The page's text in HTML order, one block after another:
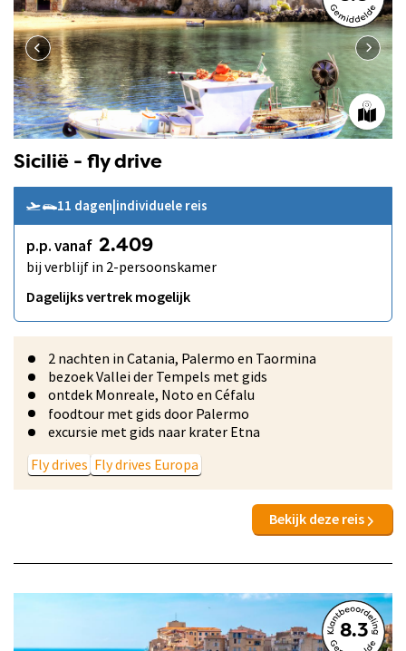
Sicilië - fly drive
11 dagen individuele reis
p.p. vanaf 2.409
bij verblijf in 2-persoonskamer
Dagelijks vertrek mogelijk
2 nachten in Catania, Palermo en Taormina
bezoek Vallei der Tempels met gids
ontdek Monreale, Noto en Céfalu
foodtour met gids door Palermo
excursie met gids naar krater Etna
Fly drives Fly drives Europa
Bekijk deze reis
8.3